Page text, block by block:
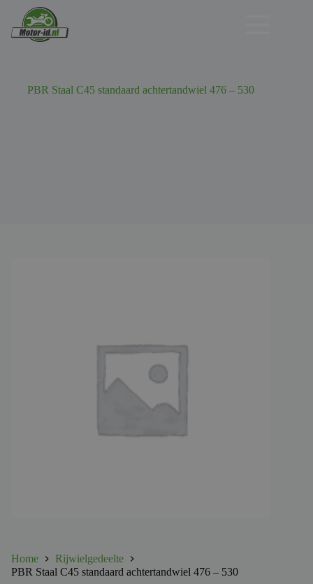
PBR Staal C45 standaard achtertandwiel 476 – 530
Home
Rijwielgedeelte
PBR Staal C45 standaard achtertandwiel 476 – 530